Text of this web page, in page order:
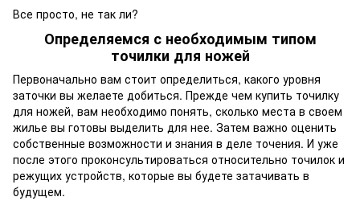
Все просто, не так ли?
Определяемся с необходимым типом
точилки для ножей
Первоначально вам стоит определиться, какого уровня
заточки вы желаете добиться. Прежде чем купить точилку
для ножей, вам необходимо понять, сколько места в своем
жилье вы готовы выделить для нее. Затем важно оценить
собственные возможности и знания в деле точения. И уже
после этого проконсультироваться относительно точилок и
режущих устройств, которые вы будете затачивать в
будущем.